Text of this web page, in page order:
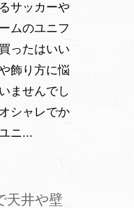
サッカーや
ムのユニフ
ったはいい
飾り方に悩
ませんでし
シャレでか
ニ...
天井や壁